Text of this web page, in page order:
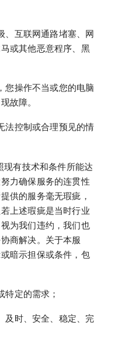
、互联网通路堵塞、网
或其他恶意程序、黑
您操作不当或您的电脑
故障。
法控制或合理预见的情
现有技术和条件所能达
力确保服务的连贯性
供的服务毫无瑕疵，
上述瑕疵是当时行业
为我们违约，我们也
商解决。关于本服
暗示担保或条件，包
特定的需求；
及时、安全、稳定、完